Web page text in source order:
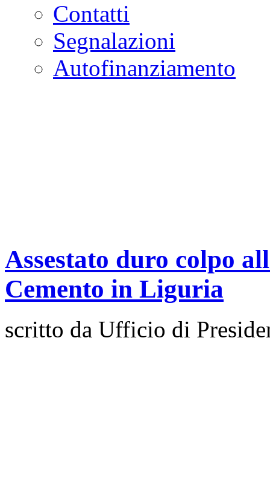
Contatti
Segnalazioni
Autofinanziamento
Assestato duro colpo
Cemento in Liguria
scritto da Ufficio di